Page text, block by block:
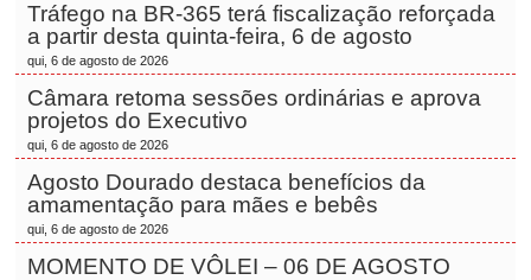
Tráfego na BR-365 terá fiscalização reforçada
a partir desta quinta-feira, 6 de agosto
qui, 6 de agosto de 2026
Câmara retoma sessões ordinárias e aprova
projetos do Executivo
qui, 6 de agosto de 2026
Agosto Dourado destaca benefícios da
amamentação para mães e bebês
qui, 6 de agosto de 2026
MOMENTO DE VÔLEI – 06 DE AGOSTO